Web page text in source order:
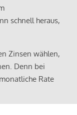
schnell heraus,
Zinsen wählen,
Denn bei
Rate